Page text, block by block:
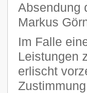
Absendung
Markus
Im Falle
Leistungen
erlischt